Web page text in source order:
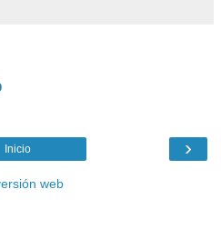
›
Inicio
web